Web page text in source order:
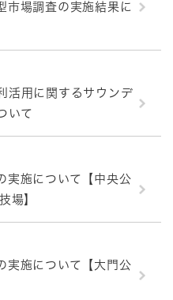
市場調査の実施結果に
活用に関するサウンデ
いて
実施について【中央公
場】
実施について【大門公